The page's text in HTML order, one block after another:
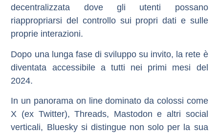
decentralizzata dove gli utenti possano
riappropriarsi del controllo sui propri dati e sulle
proprie interazioni.
Dopo una lunga fase di sviluppo su invito, la rete è
diventata accessibile a tutti nei primi mesi del
2024.
In un panorama on line dominato da colossi come
X (ex Twitter), Threads, Mastodon e altri social
verticali, Bluesky si distingue non solo per la sua